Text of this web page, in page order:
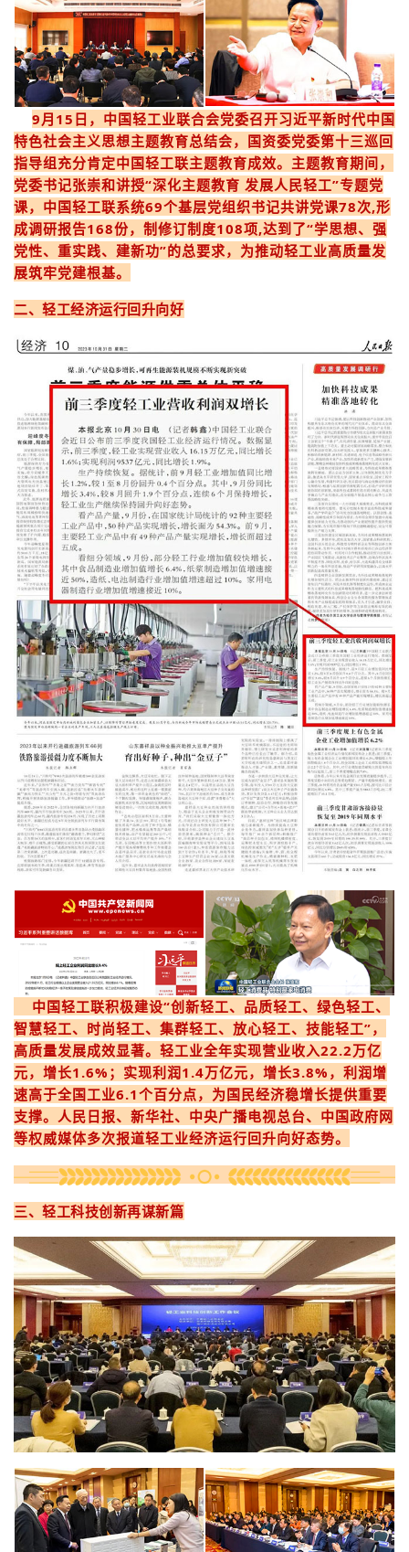
9月15日，中国轻工业联合会党委召开习近平新时代中国
特色社会主义思想主题教育总结会，国资委党委第十三巡回
指导组充分肯定中国轻工联主题教育成效。主题教育期间，
党委书记张崇和讲授“深化主题教育 发展人民轻工”专题党
课，中国轻工联系统69个基层党组织书记共讲党课78次,形
成调研报告168份，制修订制度108项,达到了“学思想、强
党性、重实践、建新功”的总要求，为推动轻工业高质量发
展筑牢党建根基。
二、轻工经济运行回升向好
中国轻工联积极建设“创新轻工、品质轻工、绿色轻工、
智慧轻工、时尚轻工、集群轻工、放心轻工、技能轻工”，
高质量发展成效显著。轻工业全年实现营业收入22.2万亿
元，增长1.6%；实现利润1.4万亿元，增长3.8%，利润增
速高于全国工业6.1个百分点，为国民经济稳增长提供重要
支撑。人民日报、新华社、中央广播电视总台、中国政府网
等权威媒体多次报道轻工业经济运行回升向好态势。
三、轻工科技创新再谋新篇